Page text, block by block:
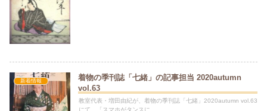
新着情報
着物の季刊誌「七緒」の記事担当 2020autumn
vol.63
教室代表・増田由紀が、着物の季刊誌「七緒」2020autumn vol.63